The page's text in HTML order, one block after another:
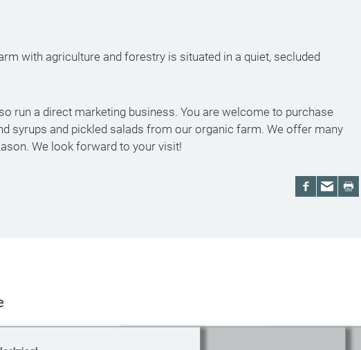
with agriculture and forestry is situated in a quiet, secluded
run a direct marketing business. You are welcome to purchase
syrups and pickled salads from our organic farm. We offer many
We look forward to your visit!